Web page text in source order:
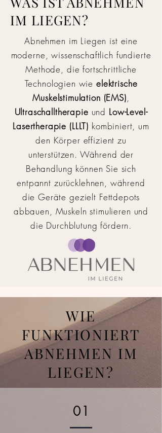
IM LIEGEN?
Abnehmen im Liegen ist eine
moderne, wissenschaftlich fundierte
Methode, die fortschrittliche
Technologien wieelektrische
Muskelstimulation (EMS),
Ultraschalltherapie und Low-Level-
Lasertherapie (LLLT) kombiniert, um
den Körper effizient zu
unterstützen. Während der
Behandlung können Sie sich
entpannt zurücklehnen, während
die Geräte gezielt Fettdepots
abbauen, Muskeln stimulieren und
die Durchblutung fördern.
WIE
FUNKTIONIERT
ABNEHMEN IM
LIEGEN?
01